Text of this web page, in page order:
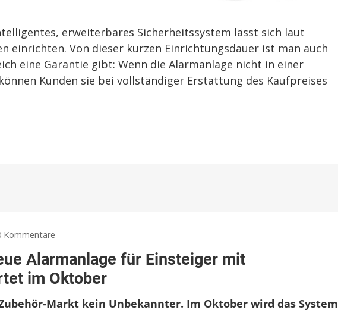
erweiterbares Sicherheitssystem lässt sich laut
einrichten. Von dieser kurzen Einrichtungsdauer ist man auch
eine Garantie gibt: Wenn die Alarmanlage nicht in einer
Kunden sie bei vollständiger Erstattung des Kaufpreises
Kommentare
Alarm
GSM:
Neue
Alarmanlage
für
Alarmanlage für Einsteiger mit
im Oktober
Markt kein Unbekannter. Im Oktober wird das System